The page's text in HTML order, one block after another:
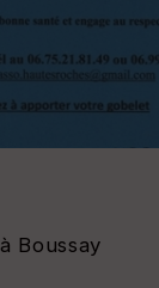
à Boussay